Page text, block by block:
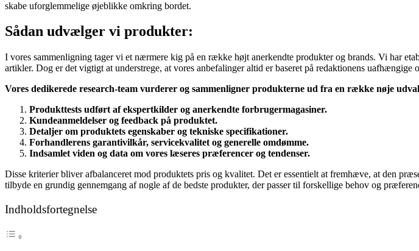
skabe uforglemmelige øjeblikke omkring bordet.
Sådan udvælger vi produkter:
I vores sammenligning tager vi et nærmere kig på en række højt anerkendte produkter og brands. Vi har
artikler. Dog er det vigtigt at understrege, at vores anbefalinger altid er baseret på redaktionens
Vores dedikerede research-team vurderer og sammenligner produkterne ud fra en række nøje
Produkttests udført af ekspertkilder og anerkendte forbrugermagasiner.
Kundeanmeldelser og feedback på produktet.
Detaljer om produktets egenskaber og tekniske specifikationer.
Forhandlerens garantivilkår, servicekvalitet og generelle omdømme.
Indsamlet viden og data om vores læseres præferencer og tendenser.
Disse kriterier bliver afbalanceret mod produktets pris og kvalitet. Det er essentielt at fremhæve, at den
tilbyde en grundig gennemgang af nogle af de bedste produkter, der passer til forskellige behov og
Indholdsfortegnelse